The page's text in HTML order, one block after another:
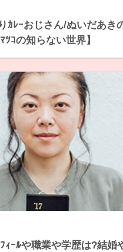
ｶﾚｰおじさん/ぬいだあき
ｺの知らない世界】
ｨｰﾙや職業や学歴は?結婚